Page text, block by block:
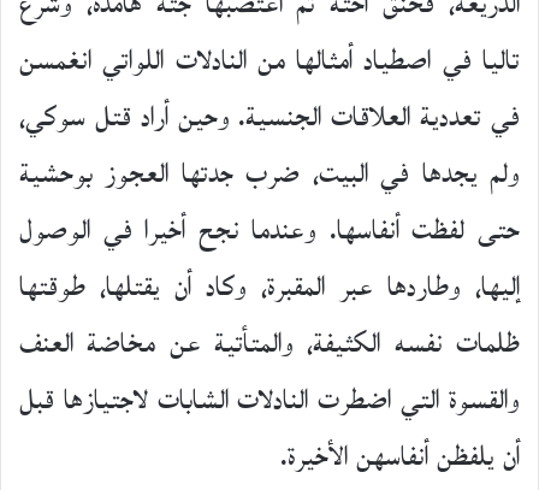
تاليا في اصطياد أمثالها من النادلات اللواتي انغمسن
في تعددية العلاقات الجنسية. وحين أراد قتل سوكي،
ولم يجدها في البيت، ضرب جدتها العجوز بوحشية
حتى لفظت أنفاسها. وعندما نجح أخيرا في الوصول
إليها، وطاردها عبر المقبرة، وكاد أن يقتلها، طوقتها
ظلمات نفسه الكثيفة، والمتأتية عن مخاضة العنف
والقسوة التي اضطرت النادلات الشابات لاجتيازها قبل
أن يلفظن أنفاسهن الأخيرة.